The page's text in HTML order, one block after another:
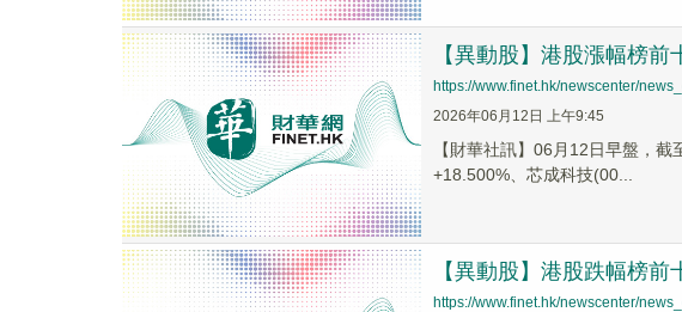
【異動股】港股漲幅榜
https://www.finet.hk/newscenter/
2026年06月12日 上午9:45
【財華社訊】06月12日早盤，
+18.500%、芯成科技(00...
【異動股】港股跌幅榜
https://www.finet.hk/newscenter/